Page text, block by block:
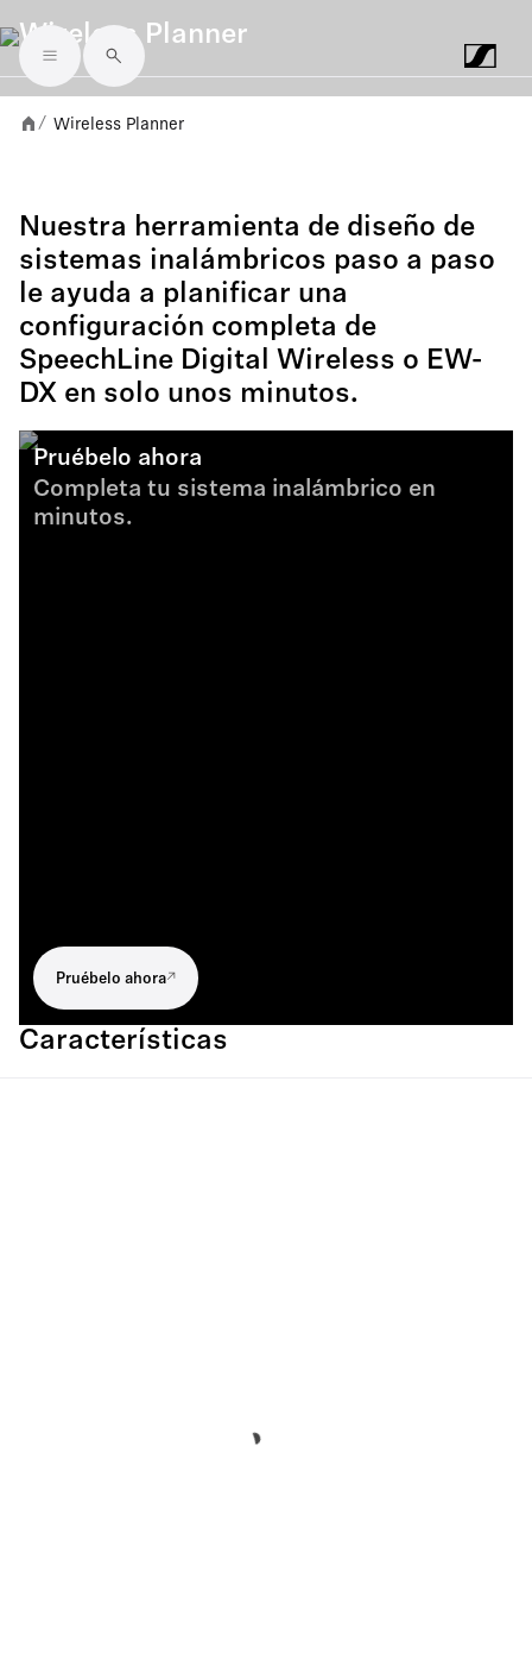
Skip to main content
Wireless Planner
/ Wireless Planner
Nuestra herramienta de diseño de
sistemas inalámbricos paso a paso
le ayuda a planificar una
configuración completa de
SpeechLine Digital Wireless o EW-
DX en solo unos minutos.
Pruébelo ahora
Completa tu sistema inalámbrico en
minutos.
Pruébelo ahora
Características